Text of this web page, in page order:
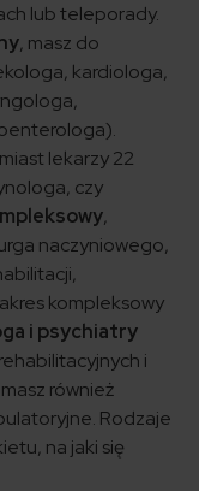
lub teleporady.
, masz do
kardiologa,
lekarzy 22
czy
,
naczyniowego,
kompleksowy
i psychiatry
i
również
Rodzaje
na jaki się